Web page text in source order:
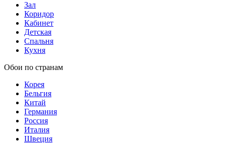
Зал
Коридор
Кабинет
Детская
Спальня
Кухня
Обои по странам
Корея
Бельгия
Китай
Германия
Россия
Италия
Швеция